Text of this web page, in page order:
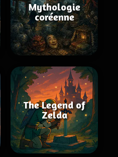
Mythologie
coréenne
The Legend of
Zelda